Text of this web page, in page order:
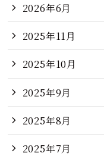
2026年6月
2025年11月
2025年10月
2025年9月
2025年8月
2025年7月